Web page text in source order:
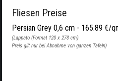
Fliesen Preise
Persian Grey 0,6 cm - 165.89 €/
(Lappato (Format 120 x 278 cm)
Preis gilt nur bei Abnahme von ganzen Tafeln)